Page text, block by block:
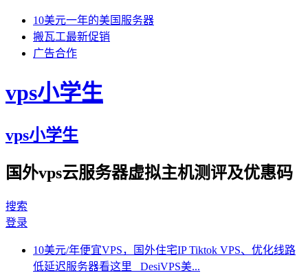
10美元一年的美国服务器
搬瓦工最新促销
广告合作
vps小学生
vps小学生
国外vps云服务器虚拟主机测评及优惠码
搜索
登录
10美元/年便宜VPS，国外住宅IP Tiktok VPS、优化线路
低延迟服务器看这里 DesiVPS美...